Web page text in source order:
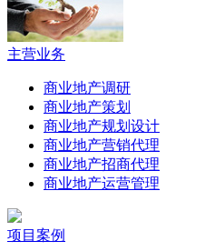
主营业务
商业地产调研
商业地产策划
商业地产规划设计
商业地产营销代理
商业地产招商代理
商业地产运营管理
项目案例